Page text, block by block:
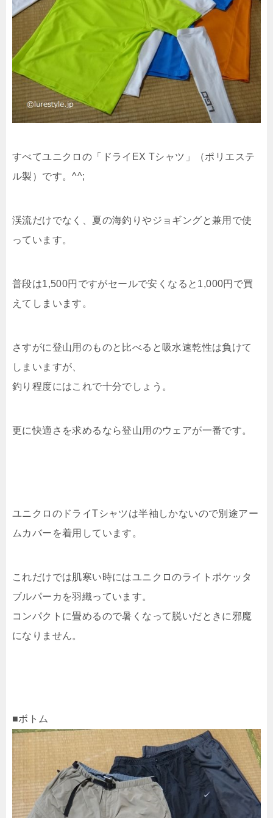
すべてユニクロの「ドライEX Tシャツ」（ポリエステ
ル製）です。^^;
渓流だけでなく、夏の海釣りやジョギングと兼用で使
っています。
普段は1,500円ですがセールで安くなると1,000円で買
えてしまいます。
さすがに登山用のものと比べると吸水速乾性は負けて
しまいますが、
釣り程度にはこれで十分でしょう。
更に快適さを求めるなら登山用のウェアが一番です。
ユニクロのドライTシャツは半袖しかないので別途アー
ムカバーを着用しています。
これだけでは肌寒い時にはユニクロのライトポケッタ
ブルパーカを羽織っています。
コンパクトに畳めるので暑くなって脱いだときに邪魔
になりません。
■ボトム